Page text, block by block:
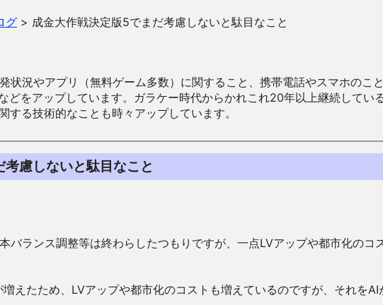
グ > 成金大作戦決定版5でまだ考慮しないと駄目なこと
状況やアプリ（無料ゲーム多数）に関すること、携帯電話やスマホの
どをアップしています。ガラケー時代からかれこれ20年以上継続して
る技術的なことも時々アップしています。
慮しないと駄目なこと
バランス調整等は終わらしたつもりですが、一点LVアップや都市化のコ
えたため、LVアップや都市化のコストも増えているのですが、それをAI